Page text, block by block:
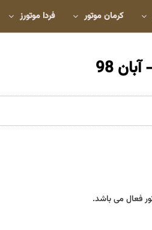
کرمان موتور فردا موتورز